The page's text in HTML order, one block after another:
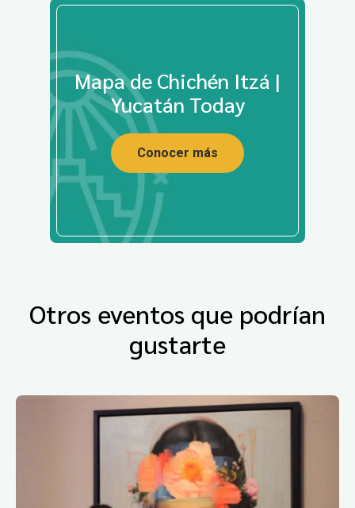
Mapa de Chichén Itzá |
Yucatán Today
Conocer más
Otros eventos que podrían
gustarte